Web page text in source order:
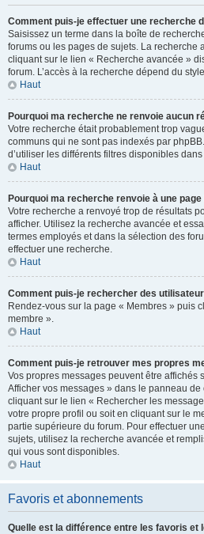
Comment puis-je effectuer une recherche
Saisissez un terme dans la boîte de
forums ou les pages de sujets. La recherche
cliquant sur le lien « Recherche avancée »
forum. L’accès à la recherche dépend du
Haut
Pourquoi ma recherche ne renvoie aucun
Votre recherche était probablement trop
communs qui ne sont pas indexés par
d’utiliser les différents filtres disponibles
Haut
Pourquoi ma recherche renvoie à une page
Votre recherche a renvoyé trop de résultats
afficher. Utilisez la recherche avancée et
termes employés et dans la sélection des
effectuer une recherche.
Haut
Comment puis-je rechercher des
Rendez-vous sur la page « Membres » puis
membre ».
Haut
Comment puis-je retrouver mes propres
Vos propres messages peuvent être affichés
Afficher vos messages » dans le panneau de
cliquant sur le lien « Rechercher les
votre propre profil ou soit en cliquant sur le
partie supérieure du forum. Pour effectuer
sujets, utilisez la recherche avancée et
qui vous sont disponibles.
Haut
Favoris et abonnements
Quelle est la différence entre les favoris et